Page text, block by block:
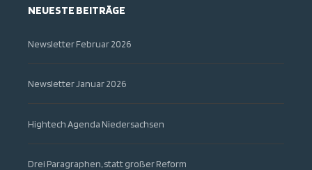
NEUESTE BEITRÄGE
Newsletter Februar 2026
Newsletter Januar 2026
Hightech Agenda Niedersachsen
Drei Paragraphen, statt großer Reform